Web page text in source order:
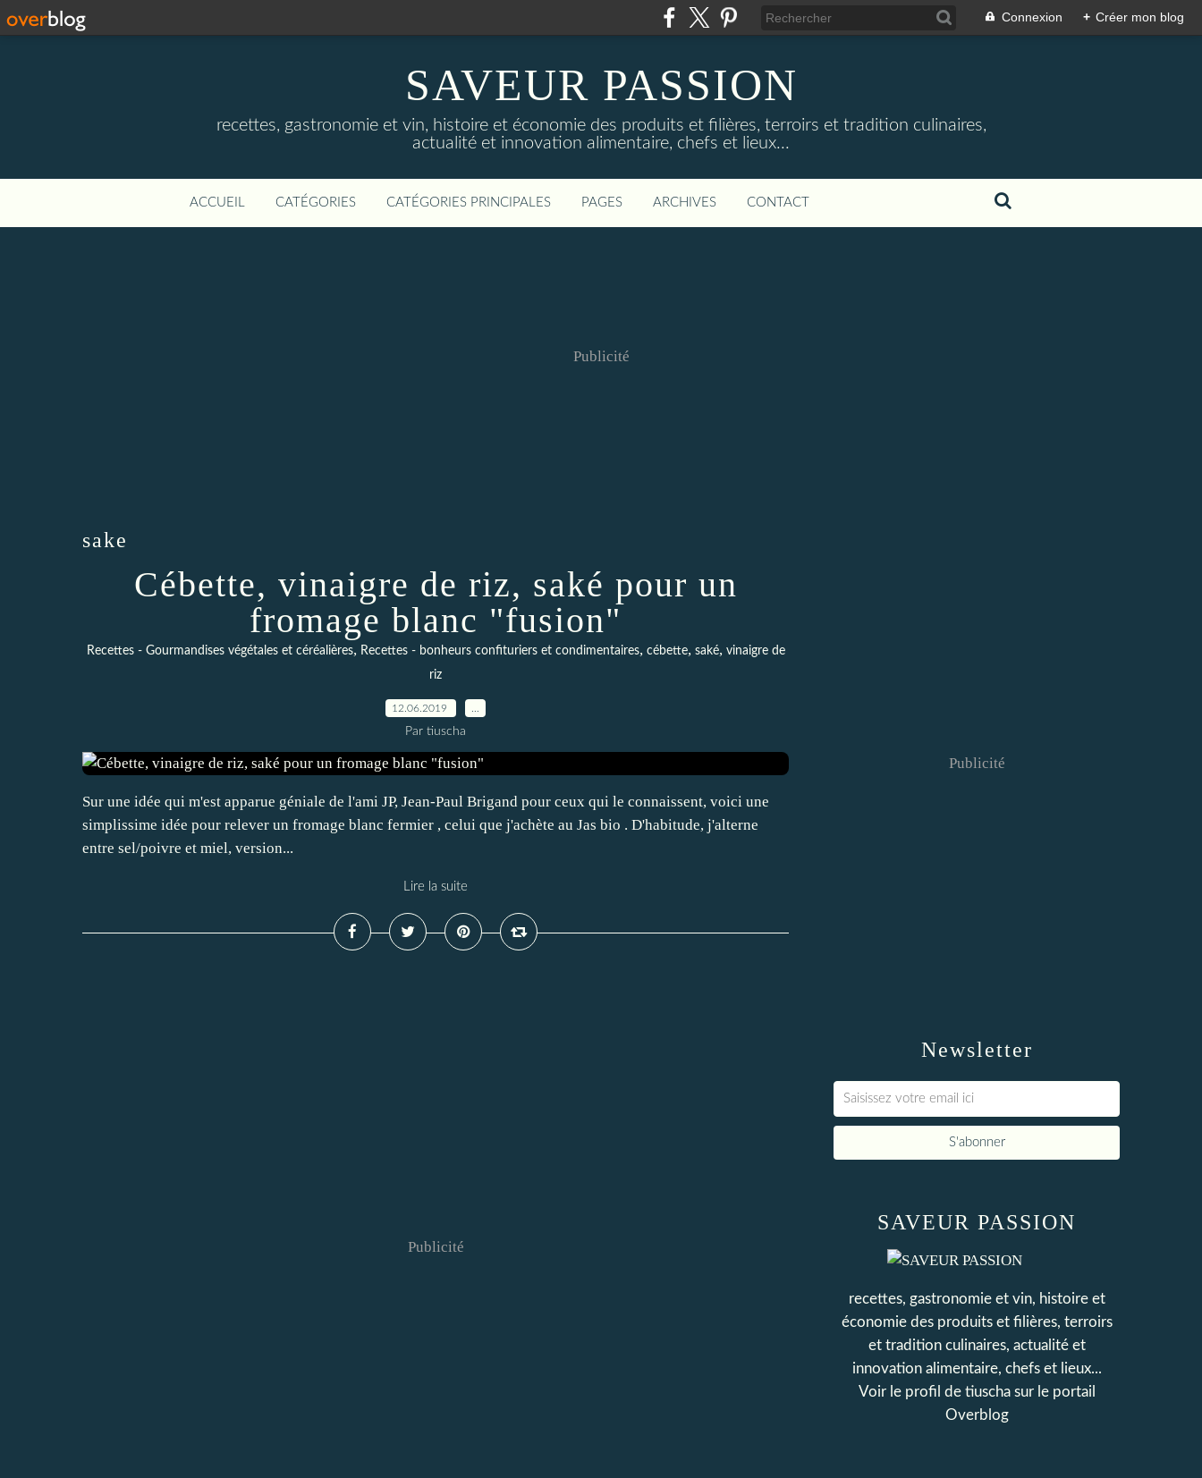
Connexion + Créer mon blog
SAVEUR PASSION
recettes, gastronomie et vin, histoire et économie des produits et filières, terroirs et tradition culinaires,
actualité et innovation alimentaire, chefs et lieux...
ACCUEIL CATÉGORIES CATÉGORIES PRINCIPALES PAGES ARCHIVES CONTACT
Publicité
sake
Cébette, vinaigre de riz, saké pour un
fromage blanc "fusion"
Recettes - Gourmandises végétales et céréalières, Recettes - bonheurs confituriers et condimentaires, cébette, saké, vinaigre de
riz
12.06.2019
Par tiuscha
Sur une idée qui m'est apparue géniale de l'ami JP, Jean-Paul Brigand pour ceux qui le connaissent, voici une
simplissime idée pour relever un fromage blanc fermier , celui que j'achète au Jas bio . D'habitude, j'alterne
entre sel/poivre et miel, version...
Lire la suite
Publicité
Newsletter
Publicité
SAVEUR PASSION
recettes, gastronomie et vin, histoire et
économie des produits et filières, terroirs
et tradition culinaires, actualité et
innovation alimentaire, chefs et lieux...
Voir le profil de tiuschasur le portail
Overblog